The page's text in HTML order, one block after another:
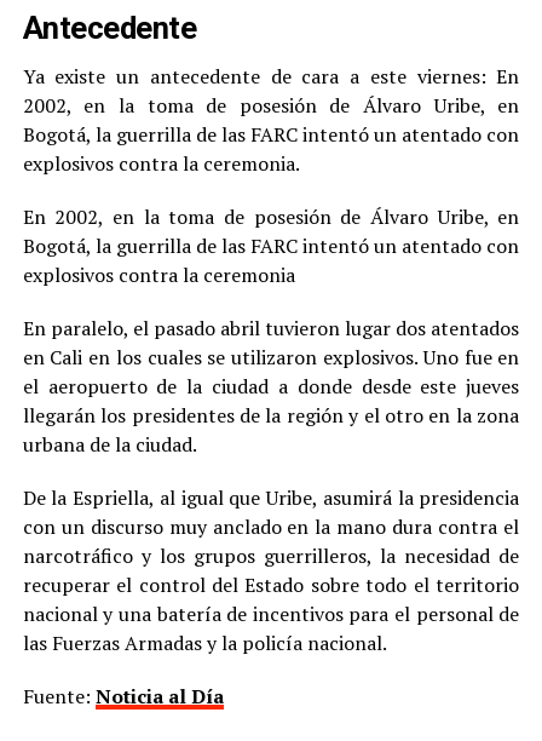
Antecedente
Ya existe un antecedente de cara a este viernes: En
2002, en la toma de posesión de Álvaro Uribe, en
Bogotá, la guerrilla de las FARC intentó un atentado con
explosivos contra la ceremonia.
En 2002, en la toma de posesión de Álvaro Uribe, en
Bogotá, la guerrilla de las FARC intentó un atentado con
explosivos contra la ceremonia
En paralelo, el pasado abril tuvieron lugar dos atentados
en Cali en los cuales se utilizaron explosivos. Uno fue en
el aeropuerto de la ciudad a donde desde este jueves
llegarán los presidentes de la región y el otro en la zona
urbana de la ciudad.
De la Espriella, al igual que Uribe, asumirá la presidencia
con un discurso muy anclado en la mano dura contra el
narcotráfico y los grupos guerrilleros, la necesidad de
recuperar el control del Estado sobre todo el territorio
nacional y una batería de incentivos para el personal de
las Fuerzas Armadas y la policía nacional.
Fuente: Noticia al Día